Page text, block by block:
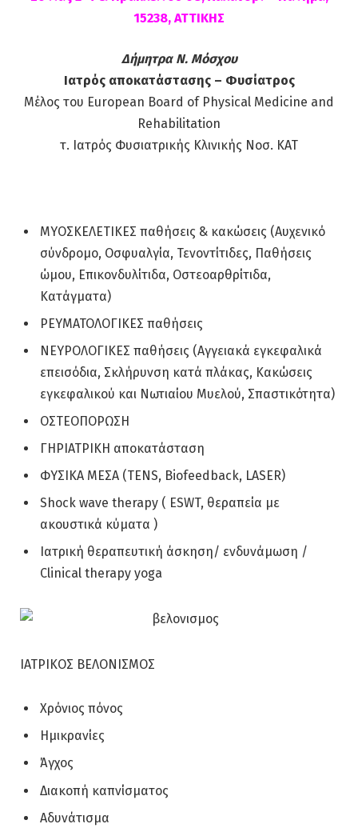
15238, ΑΤΤΙΚΗΣ
Δήμητρα Ν. Μόσχου
Ιατρός αποκατάστασης – Φυσίατρος
Μέλος του European Board of Physical Medicine and
Rehabilitation
τ. Ιατρός Φυσιατρικής Κλινικής Νοσ. ΚΑΤ
ΜΥΟΣΚΕΛΕΤΙΚΕΣ παθήσεις & κακώσεις (Αυχενικό
σύνδρομο, Οσφυαλγία, Τενοντίτιδες, Παθήσεις
ώμου, Επικονδυλίτιδα, Οστεοαρθρίτιδα,
Κατάγματα)
ΡΕΥΜΑΤΟΛΟΓΙΚΕΣ παθήσεις
ΝΕΥΡΟΛΟΓΙΚΕΣ παθήσεις (Αγγειακά εγκεφαλικά
επεισόδια, Σκλήρυνση κατά πλάκας, Κακώσεις
εγκεφαλικού και Νωτιαίου Μυελού, Σπαστικότητα)
ΟΣΤΕΟΠΟΡΩΣΗ
ΓΗΡΙΑΤΡΙΚΗ αποκατάσταση
ΦΥΣΙΚΑ ΜΕΣΑ (TENS, Biofeedback, LASER)
Shock wave therapy ( ESWT, θεραπεία με
ακουστικά κύματα )
Ιατρική θεραπευτική άσκηση/ ενδυνάμωση /
Clinical therapy yoga
ΙΑΤΡΙΚΟΣ ΒΕΛΟΝΙΣΜΟΣ
Χρόνιος πόνος
Ημικρανίες
Άγχος
Διακοπή καπνίσματος
Αδυνάτισμα